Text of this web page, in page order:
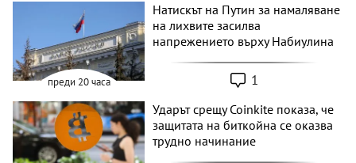
преди 20 часа
Натискът на Путин за намаляване
на лихвите засилва
напрежението върху Набиулина
1
Ударът срещу Coinkite показа, че
защитата на биткойна се оказва
трудно начинание